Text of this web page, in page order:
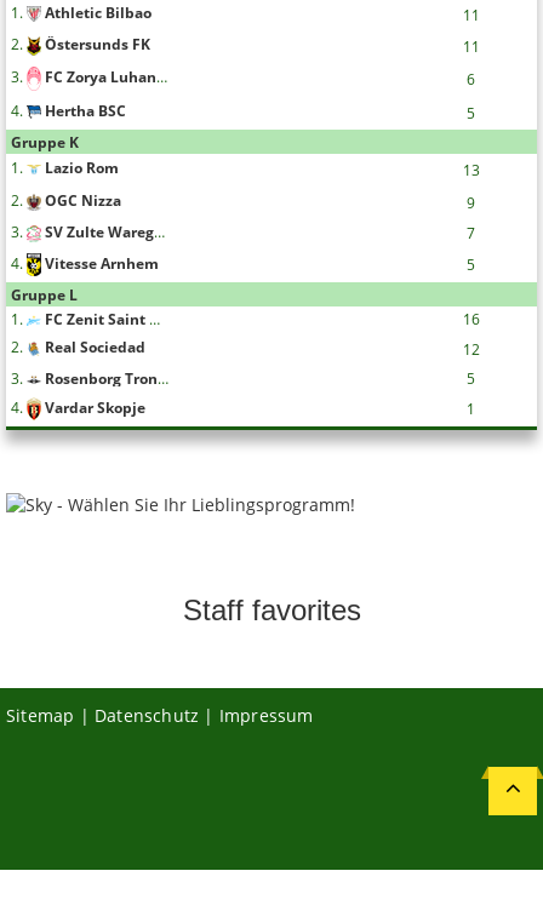
1.
Athletic Bilbao
11
2.
Östersunds FK
11
3.
FC Zorya Luhansk
6
4.
Hertha BSC
5
Gruppe K
1.
Lazio Rom
13
2.
OGC Nizza
9
3.
SV Zulte Waregem
7
4.
Vitesse Arnhem
5
Gruppe L
1.
FC Zenit Saint Petersburg
16
2.
Real Sociedad
12
3.
Rosenborg Trondheim
5
4.
Vardar Skopje 1
Staff favorites
Sitemap | Datenschutz | Impressum